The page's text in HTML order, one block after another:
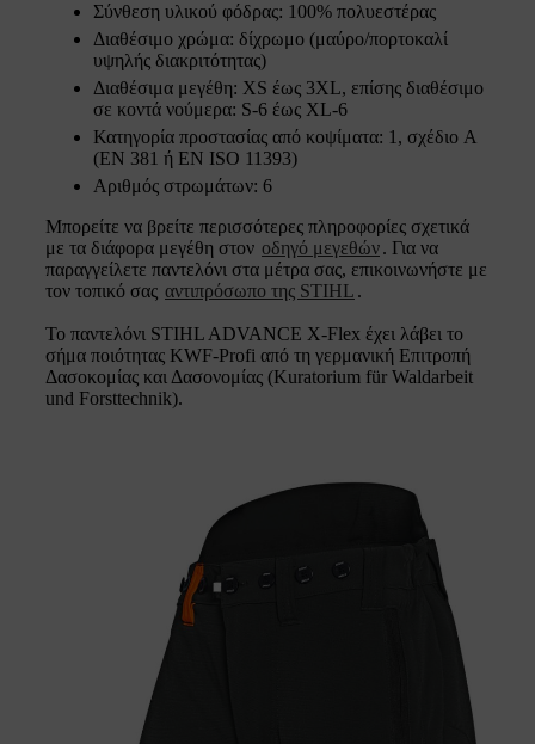
Σύνθεση υλικού φόδρας: 100% πολυεστέρας
Διαθέσιμο χρώμα: δίχρωμο (μαύρο/πορτοκαλί
υψηλής διακριτότητας)
Διαθέσιμα μεγέθη: XS έως 3XL, επίσης διαθέσιμο
σε κοντά νούμερα: S-6 έως XL-6
Κατηγορία προστασίας από κοψίματα: 1, σχέδιο A
(EN 381 ή EN ISO 11393)
Αριθμός στρωμάτων: 6
Μπορείτε να βρείτε περισσότερες πληροφορίες σχετικά
με τα διάφορα μεγέθη στον οδηγό μεγεθών. Για να
παραγγείλετε παντελόνι στα μέτρα σας, επικοινωνήστε με
τον τοπικό σας αντιπρόσωπο της STIHL .
Το παντελόνι STIHL ADVANCE X-Flex έχει λάβει το
σήμα ποιότητας KWF-Profi από τη γερμανική Επιτροπή
Δασοκομίας και Δασονομίας (Kuratorium für Waldarbeit
und Forsttechnik).